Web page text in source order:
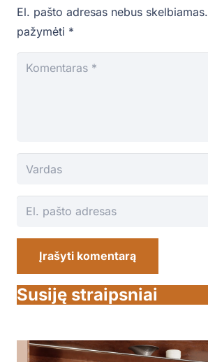
El. pašto adresas nebus skelbiamas.
pažymėti *
Įrašyti komentarą
Susiję straipsniai